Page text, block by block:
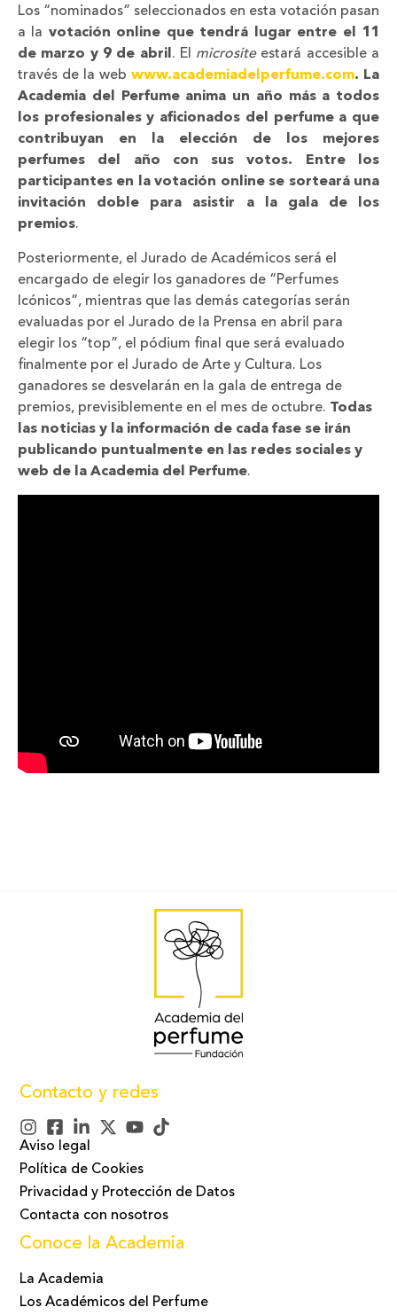
Los “nominados” seleccionados en esta votación pasan
a la votación online que tendrá lugar entre el 11
de marzo y 9 de abril. El micrositeestará accesible a
través de la web www.academiadelperfume.com. La
Academia del Perfume anima un año más a todos
los profesionales y aficionados del perfume a que
contribuyan en la elección de los mejores
perfumes del año con sus votos. Entre los
participantes en la votación online se sorteará una
invitación doble para asistir a la gala de los
premios.
Posteriormente, el Jurado de Académicos será el
encargado de elegir los ganadores de “Perfumes
Icónicos”, mientras que las demás categorías serán
evaluadas por el Jurado de la Prensa en abril para
elegir los “top”, el pódium final que será evaluado
finalmente por el Jurado de Arte y Cultura. Los
ganadores se desvelarán en la gala de entrega de
premios, previsiblemente en el mes de octubre. Todas
las noticias y la información de cada fase se irán
publicando puntualmente en las redes sociales y
web de la Academia del Perfume.
Contacto y redes
Aviso legal
Política de Cookies
Privacidad y Protección de Datos
Contacta con nosotros
Conoce la Academia
La Academia
Los Académicos del Perfume